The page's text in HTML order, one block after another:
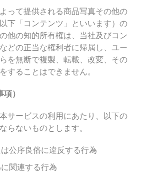
って提供される商品写真その他の
下「コンテンツ」といいます）の
他の知的所有権は、当社及びコン
どの正当な権利者に帰属し、ユー
を無断で複製、転載、改変、その
することはできません。
）
サービスの利用にあたり、以下の
らないものとします。
公序良俗に違反する行為
関連する行為